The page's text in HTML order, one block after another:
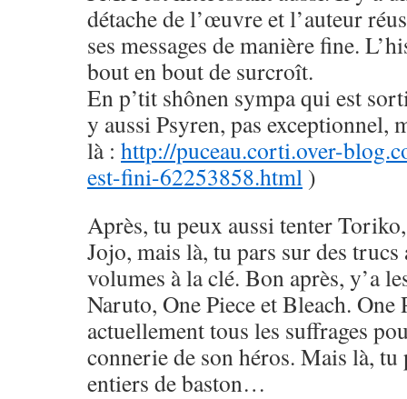
détache de l’œuvre et l’auteur
ses messages de manière fine.
bout en bout de surcroît.
En p’tit shônen sympa qui est
y aussi Psyren, pas exceptionnel,
là : http://puceau.corti.over-
est-fini-62253858.html )
Après, tu peux aussi tenter
Jojo, mais là, tu pars sur des trucs
volumes à la clé. Bon après, y’a
Naruto, One Piece et Bleach. One
actuellement tous les suffrages
connerie de son héros. Mais là,
entiers de baston…